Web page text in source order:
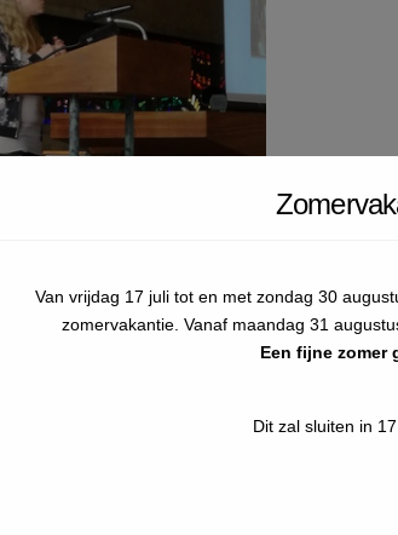
Van vrijdag 17 juli tot en met zondag 30
zomervakantie. Vanaf maandag 31
Een fijne zomer
Dit zal sluiten in 16